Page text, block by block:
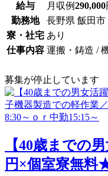
給与 月収例290,000
勤務地
長野県 飯田市
寮・社宅 あり
仕事内容 運搬・鋳造 /
募集が停止しています
【40歳までの
円×個室寮無料